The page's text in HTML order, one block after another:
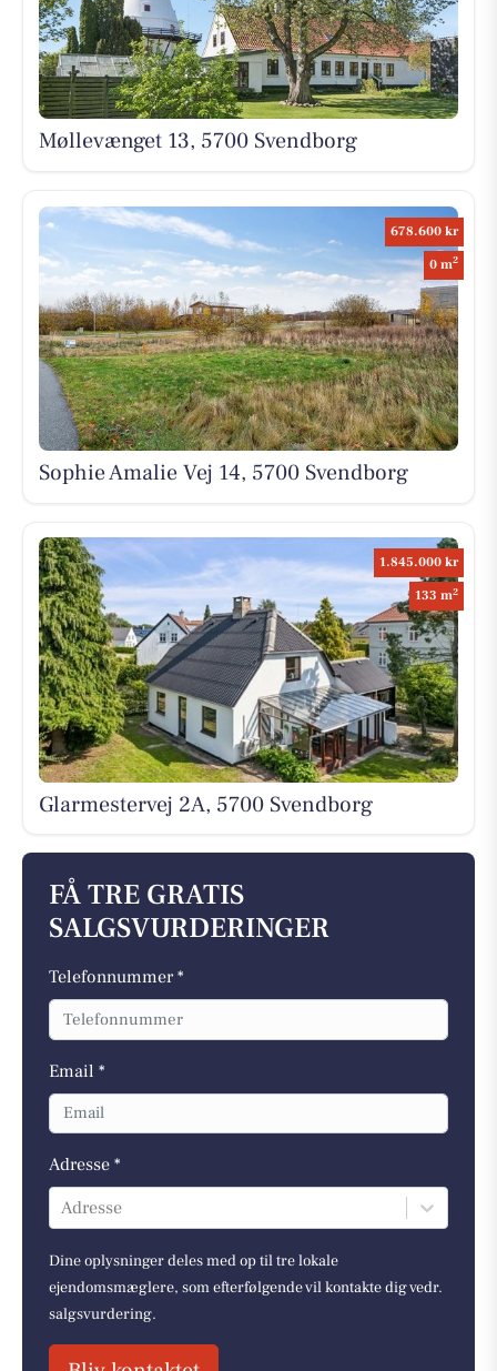
Møllevænget 13, 5700 Svendborg
678.600 kr
0 m2
Sophie Amalie Vej 14, 5700 Svendborg
1.845.000 kr
133 m2
Glarmestervej 2A, 5700 Svendborg
FÅ TRE GRATIS
SALGSVURDERINGER
Telefonnummer *
Email *
Adresse *
Adresse
Dine oplysninger deles med op til tre lokale
ejendomsmæglere, som efterfølgende vil kontakte dig vedr.
salgsvurdering.